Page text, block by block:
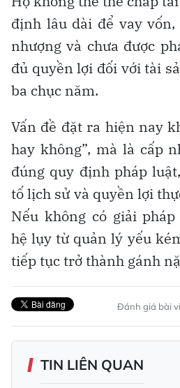
định lâu dài để vay
nhượng và chưa được
đủ quyền lợi đối với tài
ba chục năm.
Vấn đề đặt ra hiện nay
hay không”, mà là cấp
đúng quy định pháp
tố lịch sử và quyền lợi
Nếu không có giải
hệ lụy từ quản lý yếu
tiếp tục trở thành gánh
Đánh giá bài
TIN LIÊN QUAN